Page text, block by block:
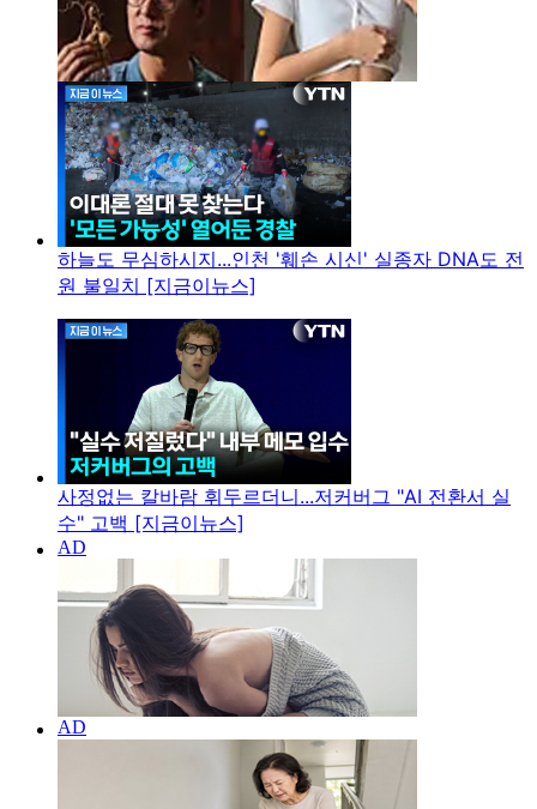
하늘도 무심하시지...인천 '훼손 시신' 실종자 DNA도 전
원 불일치 [지금이뉴스]
사정없는 칼바람 휘두르더니...저커버그 "AI 전환서 실
수" 고백 [지금이뉴스]